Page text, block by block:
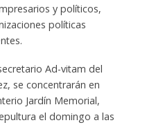
y políticos,
políticas
Ad-vitam del
se concentrarán en
Jardín Memorial,
el domingo a las